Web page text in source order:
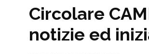
Circolare
notizie ed